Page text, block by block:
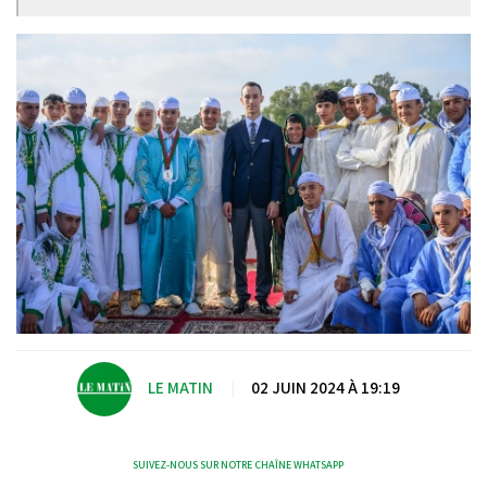
LE MATIN 02 JUIN 2024 À 19:19
SUIVEZ-NOUS SUR NOTRE CHAÎNE WHATSAPP